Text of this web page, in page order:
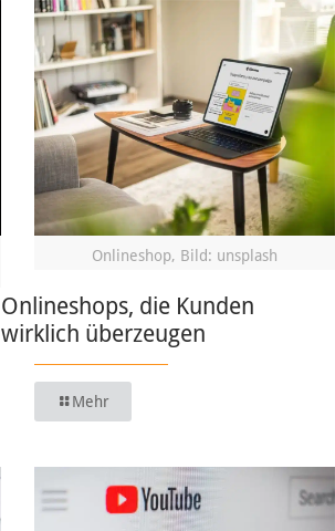
Onlineshop, Bild: unsplash
Onlineshops, die Kunden
wirklich überzeugen
Mehr